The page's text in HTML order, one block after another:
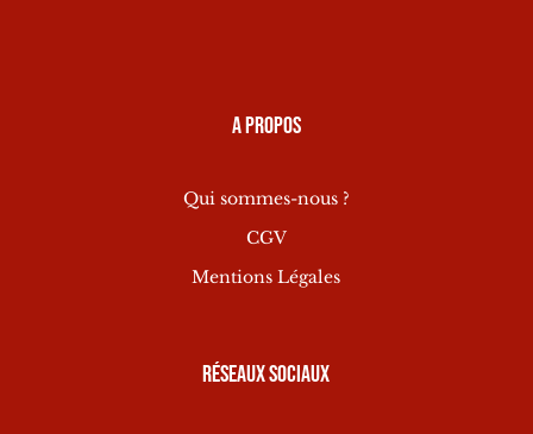
A propos
Qui sommes-nous ?
CGV
Mentions Légales
Réseaux sociaux